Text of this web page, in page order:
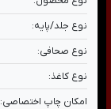
نوع جلد/پایه:
نوع صحافی:
نوع کاغذ:
امکان چاپ اختصاصی: